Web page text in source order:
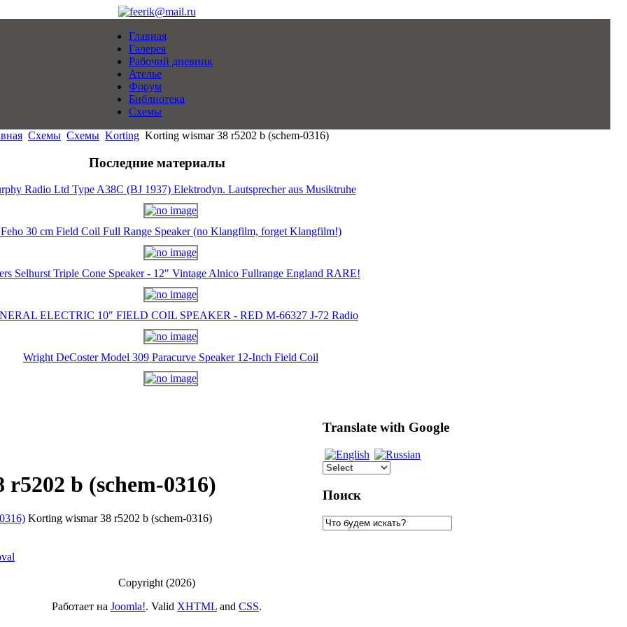
Главная
Галерея
Рабочий дневник
Ателье
Форум
Библиотека
Схемы
Схемы Схемы Korting Korting wismar 38 r5202 b (schem-0316)
Последние материалы
Radio Ltd Type A38C (BJ 1937) Elektrodyn. Lautsprecher aus Musiktruhe
Feho 30 cm Field Coil Full Range Speaker (no Klangfilm, forget Klangfilm!)
Selhurst Triple Cone Speaker - 12" Vintage Alnico Fullrange England RARE!
ELECTRIC 10" FIELD COIL SPEAKER - RED M-66327 J-72 Radio
Wright DeCoster Model 309 Paracurve Speaker 12-Inch Field Coil
b (schem-0316)
Korting wismar 38 r5202 b (schem-0316)
Translate with Google
Поиск
Copyright (2026)
Работает на Joomla!. Valid XHTML and CSS.